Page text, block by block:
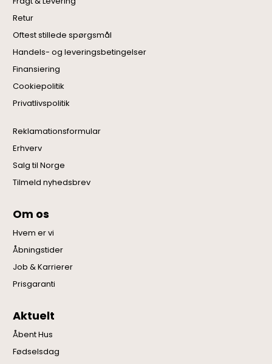
Retur
Oftest stillede spørgsmål
Handels- og leveringsbetingelser
Finansiering
Cookiepolitik
Privatlivspolitik
Reklamationsformular
Erhverv
Salg til Norge
Tilmeld nyhedsbrev
Om os
Hvem er vi
Åbningstider
Job & Karrierer
Prisgaranti
Aktuelt
Åbent Hus
Fødselsdag